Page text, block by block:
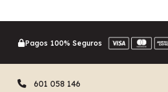
Pagos 100% Seguros
601 058 146